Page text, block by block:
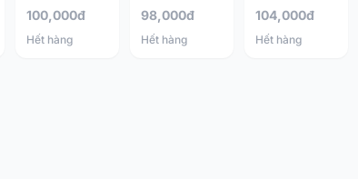
100,000đ
Hết hàng
98,000đ
Hết hàng
104,000đ
Hết hàng